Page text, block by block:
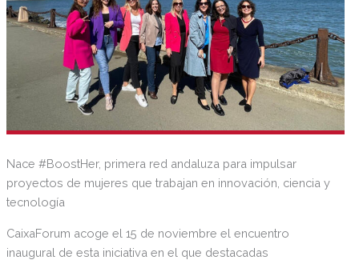
Nace #BoostHer, primera red andaluza para impulsar
proyectos de mujeres que trabajan en innovación, ciencia y
tecnología
CaixaForum acoge el 15 de noviembre el encuentro
inaugural de esta iniciativa en el que destacadas